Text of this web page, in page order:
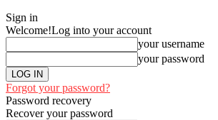
Sign in
Welcome!Log into your account
your username
your password
Forgot your password?
Password recovery
Recover your password